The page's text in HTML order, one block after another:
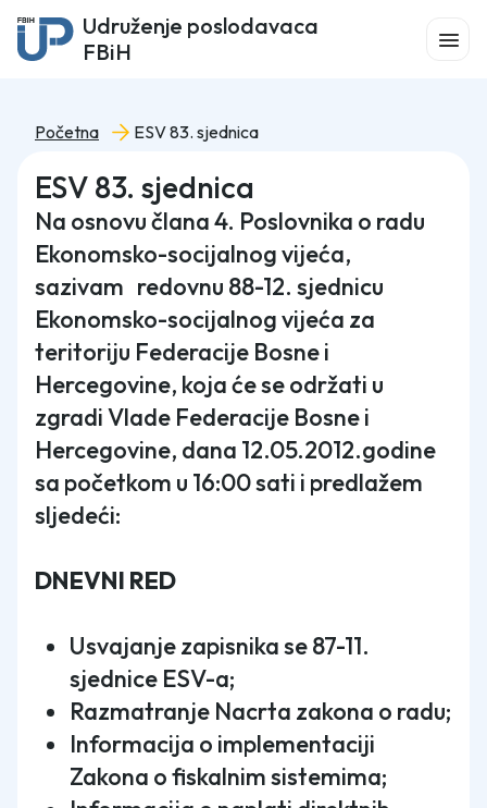
Udruženje poslodavaca
FBiH
Početna ESV 83. sjednica
ESV 83. sjednica
Na osnovu člana 4. Poslovnika o radu
Ekonomsko-socijalnog vijeća,
sazivam redovnu 88-12. sjednicu
Ekonomsko-socijalnog vijeća za
teritoriju Federacije Bosne i
Hercegovine, koja će se održati u
zgradi Vlade Federacije Bosne i
Hercegovine, dana 12.05.2012.godine
sa početkom u 16:00 sati i predlažem
sljedeći:
DNEVNI RED
Usvajanje zapisnika se 87-11.
sjednice ESV-a;
Razmatranje Nacrta zakona o radu;
Informacija o implementaciji
Zakona o fiskalnim sistemima;